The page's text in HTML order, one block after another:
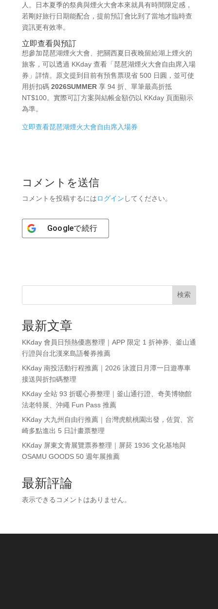
人。日本夏季的祭典與煙火大會本來就具有時間限定感，
若剛好旅行日期能配合，提前預訂會比到了當地才臨時查
資訊更有效率。
立即查看與預訂
想參加琵琶湖煙火大會、把關西夏日夜晚留給湖上煙火的
旅客，可以透過 KKday 查看「琵琶湖煙火大會自由席入場
券」詳情。原文提到目前有預售票現省 500 日圓，並可使
用折扣碼 2026SUMMER享 94 折、單筆最高折抵
NT$100。實際可訂方案與結帳金額仍以 KKday 頁面顯示
為準。
立即查看琵琶湖煙火大會自由席入場券
コメントを送信
コメントを投稿するにはログイン してください。
Googleで続行
検索
最新文章
KKday 會員日預熱優惠整理｜APP 限定 1 折神券、釜山通
行證與台北漢來島語餐券推薦
KKday 南投活動行程推薦｜2026 泳渡日月潭一日遊專車
接送與折扣碼整理
KKday 全站 93 折暖心券整理｜釜山通行證、奇美博物館
法老特展、沖繩 Fun Pass 推薦
KKday 大九州自由行推薦｜台灣虎航桃園出發，佐賀、宮
崎多點進出 5 日計畫票整理
KKday 屏東文青展覽票券整理｜屏菸 1936 文化基地與
OSAMU GOODS 50 週年展推薦
最新評論
表示できるコメントはありません。